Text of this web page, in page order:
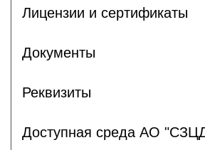
Лицензии и сертификаты
Документы
Реквизиты
Доступная среда АО